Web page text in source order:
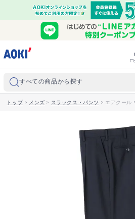
すべての商品から探す
トップ> メンズ > スラックス・パンツ > エアクール